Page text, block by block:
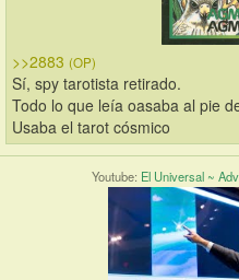
>>2883 (OP)
Sí, spy tarotista retirado.
Todo lo que leía oasaba al pie
Usaba el tarot cósmico
Youtube: El Universal ~